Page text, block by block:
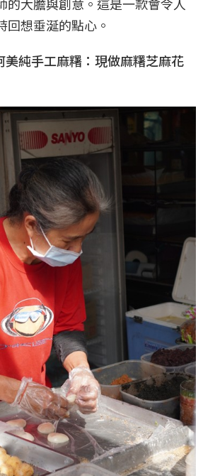
回想垂涎的點心。
美純手工麻糬：現做麻糬芝麻花